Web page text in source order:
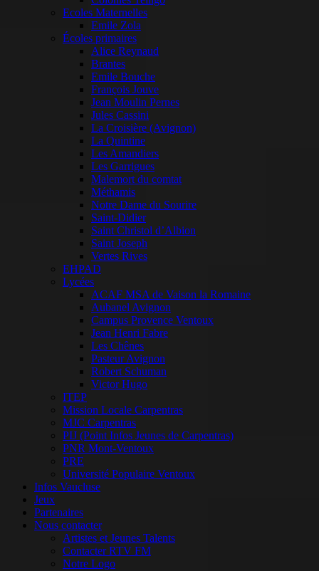
Ecoles Maternelles
Emile Zola
Écoles primaires
Alice Reynaud
Brantes
Emile Bouche
François Jouve
Jean Moulin Pernes
Jules Cassini
La Croisière (Avignon)
La Quintine
Les Amandiers
Les Garrigues
Malemort du comtat
Méthamis
Notre Dame du Sourire
Saint-Didier
Saint Christol d’Albion
Saint Joseph
Vertes Rives
EHPAD
Lycées
ACAF MSA de Vaison la Romaine
Aubanel Avignon
Campus Provence Ventoux
Jean Henri Fabre
Les Chênes
Pasteur Avignon
Robert Schuman
Victor Hugo
ITEP
Mission Locale Carpentras
MJC Carpentras
PIJ (Point Infos Jeunes de Carpentras)
PNR Mont-Ventoux
PRE
Université Populaire Ventoux
Infos Vaucluse
Jeux
Partenaires
Nous contacter
Artistes et Jeunes Talents
Contacter RTV FM
Notre Logo